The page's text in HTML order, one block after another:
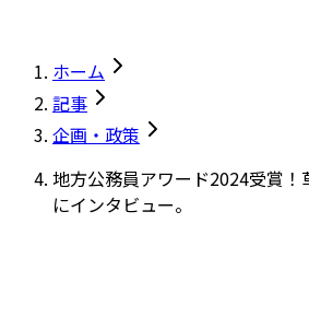
ホーム
記事
企画・政策
地方公務員アワード2024受賞
にインタビュー。